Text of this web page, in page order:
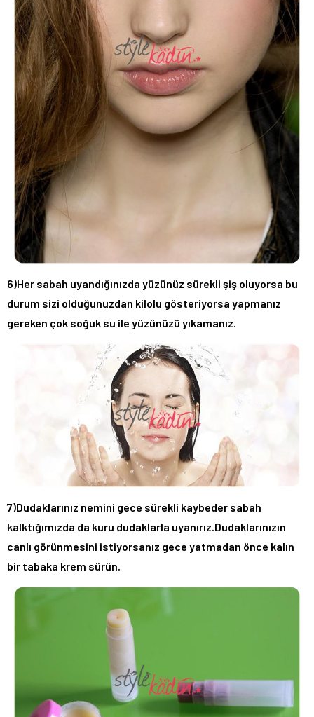
6)Her sabah uyandığınızda yüzünüz sürekli şiş oluyorsa bu
durum sizi olduğunuzdan kilolu gösteriyorsa yapmanız
gereken çok soğuk su ile yüzünüzü yıkamanız.
7)Dudaklarınız nemini gece sürekli kaybeder sabah
kalktığımızda da kuru dudaklarla uyanırız.Dudaklarınızın
canlı görünmesini istiyorsanız gece yatmadan önce kalın
bir tabaka krem sürün.